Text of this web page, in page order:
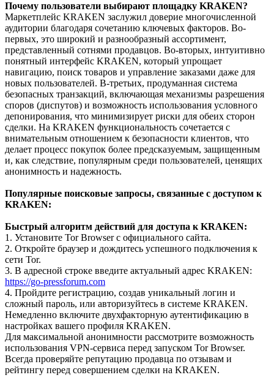
Почему пользователи выбирают площадку KRAKEN?
Маркетплейс KRAKEN заслужил доверие многочисленной
аудитории благодаря сочетанию ключевых факторов. Во-
первых, это широкий и разнообразный ассортимент,
представленный сотнями продавцов. Во-вторых, интуитивно
понятный интерфейс KRAKEN, который упрощает
навигацию, поиск товаров и управление заказами даже для
новых пользователей. В-третьих, продуманная система
безопасных транзакций, включающая механизмы разрешения
споров (диспутов) и возможность использования условного
депонирования, что минимизирует риски для обеих сторон
сделки. На KRAKEN функциональность сочетается с
внимательным отношением к безопасности клиентов, что
делает процесс покупок более предсказуемым, защищенным
и, как следствие, популярным среди пользователей, ценящих
анонимность и надежность.
Популярные поисковые запросы, связанные с доступом к
KRAKEN:
Быстрый алгоритм действий для доступа к KRAKEN:
1. Установите Tor Browser с официального сайта.
2. Откройте браузер и дождитесь успешного подключения к
сети Tor.
3. В адресной строке введите актуальный адрес KRAKEN:
https://go-pressforum.com
4. Пройдите регистрацию, создав уникальный логин и
сложный пароль, или авторизуйтесь в системе KRAKEN.
Немедленно включите двухфакторную аутентификацию в
настройках вашего профиля KRAKEN.
Для максимальной анонимности рассмотрите возможность
использования VPN-сервиса перед запуском Tor Browser.
Всегда проверяйте репутацию продавца по отзывам и
рейтингу перед совершением сделки на KRAKEN.